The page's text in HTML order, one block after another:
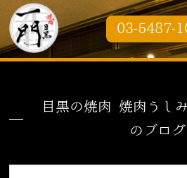
03-5487-
目黒の焼肉 焼肉うし
のブログ